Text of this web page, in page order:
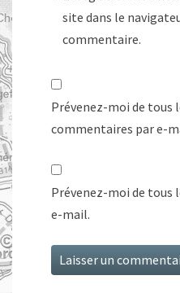
site dans le
commentaire.
Prévenez-moi de tous
commentaires par e-
Prévenez-moi de tous
e-mail.